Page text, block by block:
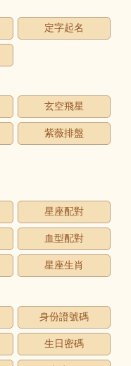
定字起名
玄空飛星
紫薇排盤
星座配對
血型配對
星座生肖
身份證號碼
生日密碼